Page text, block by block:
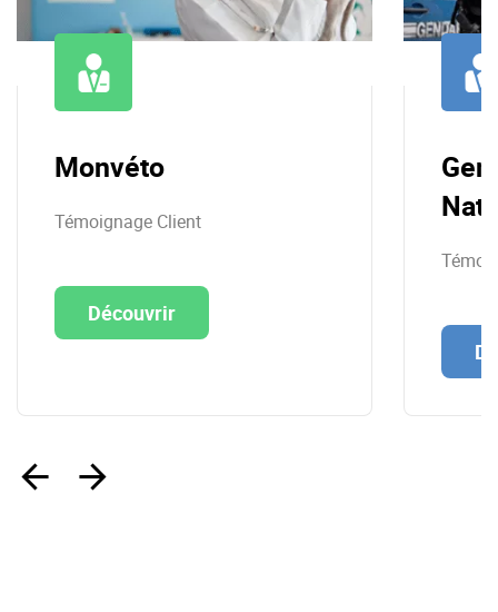
Monvéto
Témoignage Client
Découvrir